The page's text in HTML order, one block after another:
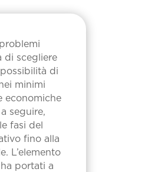
di scegliere
di
minimi
economiche
seguire,
fasi del
fino alla
L’elemento
portati a